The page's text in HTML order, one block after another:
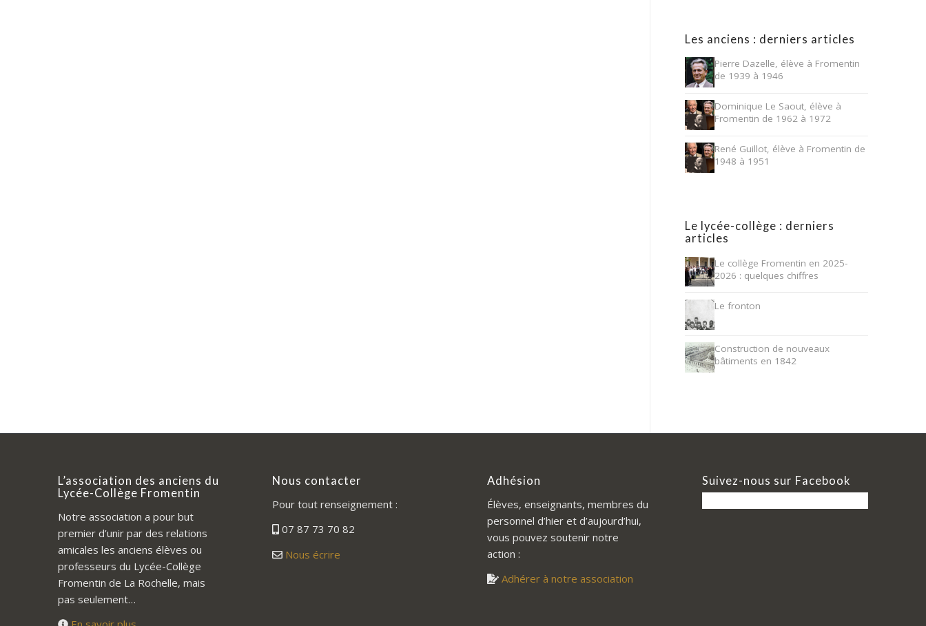
Les anciens : derniers articles
Pierre Dazelle, élève à Fromentin
de 1939 à 1946
Dominique Le Saout, élève à
Fromentin de 1962 à 1972
René Guillot, élève à Fromentin de
1948 à 1951
Le lycée-collège : derniers
articles
Le collège Fromentin en 2025-
2026 : quelques chiffres
Le fronton
Construction de nouveaux
bâtiments en 1842
L’association des anciens du
Lycée-Collège Fromentin
Notre association a pour but
premier d’unir par des relations
amicales les anciens élèves ou
professeurs du Lycée-Collège
Fromentin de La Rochelle, mais
pas seulement…
Nous contacter
Pour tout renseignement :
07 87 73 70 82
Nous écrire
Adhésion
Élèves, enseignants, membres du
personnel d’hier et d’aujourd’hui,
vous pouvez soutenir notre
action :
Adhérer à notre association
Suivez-nous sur Facebook